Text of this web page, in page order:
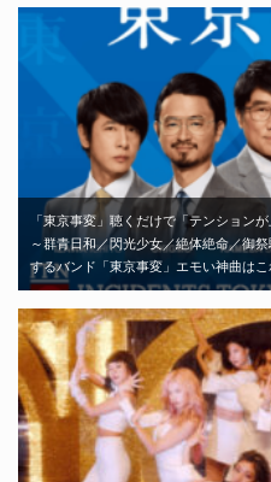
「東京事変」聴くだけで「テンション
～群青日和／閃光少女／絶体絶命／御
するバンド「東京事変」エモい神曲はこ